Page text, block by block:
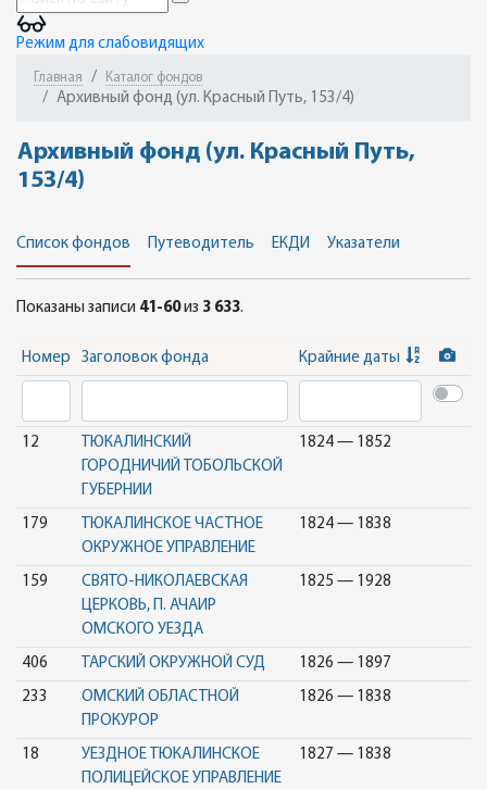
Режим для слабовидящих
Главная Каталог фондов
Архивный фонд (ул. Красный Путь, 153/4)
Архивный фонд (ул. Красный Путь,
153/4)
Список фондов Путеводитель ЕКДИ Указатели
Показаны записи 41-60из 3 633.
Номер Заголовок фонда Крайние даты
12
ТЮКАЛИНСКИЙ
ГОРОДНИЧИЙ ТОБОЛЬСКОЙ
ГУБЕРНИИ
1824 — 1852
179
ТЮКАЛИНСКОЕ ЧАСТНОЕ
ОКРУЖНОЕ УПРАВЛЕНИЕ
1824 — 1838
159
СВЯТО-НИКОЛАЕВСКАЯ
ЦЕРКОВЬ, П. АЧАИР
ОМСКОГО УЕЗДА
1825 — 1928
406 ТАРСКИЙ ОКРУЖНОЙ СУД 1826 — 1897
233
ОМСКИЙ ОБЛАСТНОЙ
ПРОКУРОР
1826 — 1838
18
УЕЗДНОЕ ТЮКАЛИНСКОЕ
ПОЛИЦЕЙСКОЕ УПРАВЛЕНИЕ
1827 — 1838